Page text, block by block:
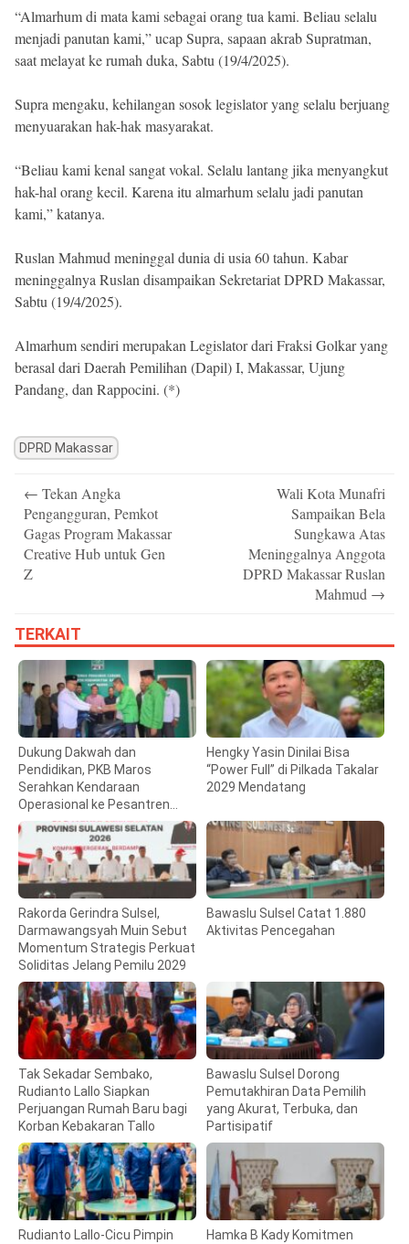
“Almarhum di mata kami sebagai orang tua kami. Beliau selalu
menjadi panutan kami,” ucap Supra, sapaan akrab Supratman,
saat melayat ke rumah duka, Sabtu (19/4/2025).
Supra mengaku, kehilangan sosok legislator yang selalu berjuang
menyuarakan hak-hak masyarakat.
“Beliau kami kenal sangat vokal. Selalu lantang jika menyangkut
hak-hal orang kecil. Karena itu almarhum selalu jadi panutan
kami,” katanya.
Ruslan Mahmud meninggal dunia di usia 60 tahun. Kabar
meninggalnya Ruslan disampaikan Sekretariat DPRD Makassar,
Sabtu (19/4/2025).
Almarhum sendiri merupakan Legislator dari Fraksi Golkar yang
berasal dari Daerah Pemilihan (Dapil) I, Makassar, Ujung
Pandang, dan Rappocini. (*)
DPRD Makassar
navigation
← Tekan Angka
Pengangguran, Pemkot
Gagas Program Makassar
Creative Hub untuk Gen
Z
Wali Kota Munafri
Sampaikan Bela
Sungkawa Atas
Meninggalnya Anggota
DPRD Makassar Ruslan
Mahmud →
TERKAIT
Dukung Dakwah dan
Pendidikan, PKB Maros
Serahkan Kendaraan
Operasional ke Pesantren
Hidayatullah
Hengky Yasin Dinilai Bisa
“Power Full” di Pilkada Takalar
2029 Mendatang
Rakorda Gerindra Sulsel,
Darmawangsyah Muin Sebut
Momentum Strategis Perkuat
Soliditas Jelang Pemilu 2029
Bawaslu Sulsel Catat 1.880
Aktivitas Pencegahan
Tak Sekadar Sembako,
Rudianto Lallo Siapkan
Perjuangan Rumah Baru bagi
Korban Kebakaran Tallo
Bawaslu Sulsel Dorong
Pemutakhiran Data Pemilih
yang Akurat, Terbuka, dan
Partisipatif
Rudianto Lallo-Cicu Pimpin
Hamka B Kady Komitmen